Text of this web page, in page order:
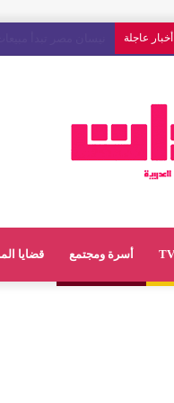
أخبار عاجلة
أسرة ومجتمع قضايا